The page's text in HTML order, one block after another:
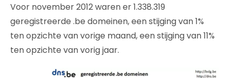
Voor november 2012 waren er 1.338.319
geregistreerde .be domeinen, een stijging van 1%
ten opzichte van vorige maand, een stijging van 11%
ten opzichte van vorig jaar.